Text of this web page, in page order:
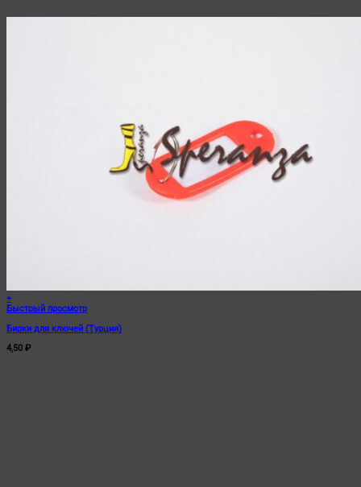
+
Быстрый просмотр
Бирки для ключей (Турция)
4,50 ₽